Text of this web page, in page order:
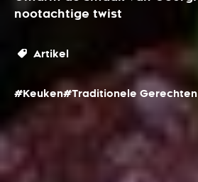
nootachtige twist
Artikel
#Keuken#Traditionele Gerechten